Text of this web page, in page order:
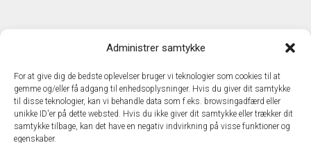
Administrer samtykke
For at give dig de bedste oplevelser bruger vi teknologier som cookies til at
gemme og/eller få adgang til enhedsoplysninger. Hvis du giver dit samtykke
til disse teknologier, kan vi behandle data som f.eks. browsingadfærd eller
unikke ID'er på dette websted. Hvis du ikke giver dit samtykke eller trækker dit
samtykke tilbage, kan det have en negativ indvirkning på visse funktioner og
egenskaber.
TechMedia A/S
DK - 2600 Glostrup
www.techmedia.dk
Telefon: +45 43 24 26 28
E-mail:info@techmedia.dk